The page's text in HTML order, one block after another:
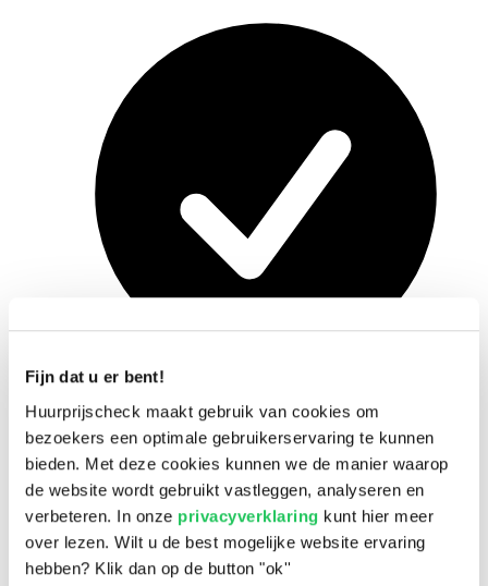
Fijn dat u er bent!
Huurprijscheck maakt gebruik van cookies om
bezoekers een optimale gebruikerservaring te kunnen
bieden. Met deze cookies kunnen we de manier waarop
de website wordt gebruikt vastleggen, analyseren en
verbeteren. In onze privacyverklaring kunt hier meer
over lezen. Wilt u de best mogelijke website ervaring
hebben? Klik dan op de button "ok''
Snel en eenvoudig